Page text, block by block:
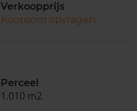
Verkoopprijs
Koopsom opvragen
Perceel
1.010 m2